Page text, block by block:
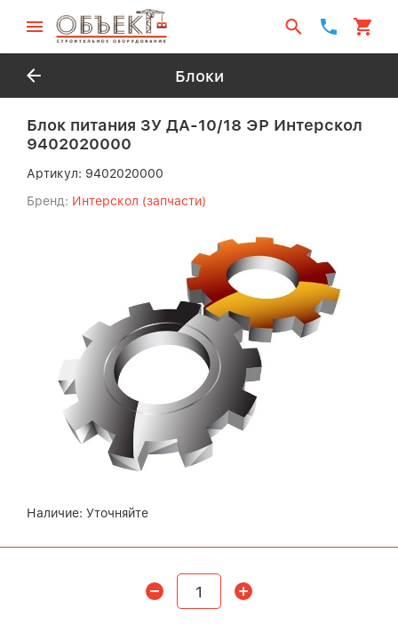
Блоки
Блок питания ЗУ ДА-10/18 ЭР Интерскол
9402020000
Артикул: 9402020000
Бренд: Интерскол (запчасти)
Наличие: Уточняйте